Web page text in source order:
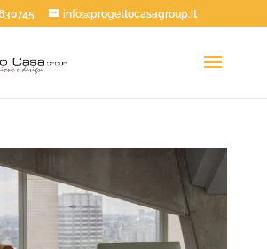
info@progettocasagroup.it